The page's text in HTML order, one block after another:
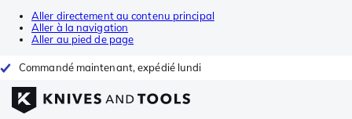
Aller directement au contenu principal
Aller à la navigation
Aller au pied de page
Commandé maintenant, expédié lundi